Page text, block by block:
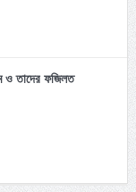
ও তাদের ফজিলত